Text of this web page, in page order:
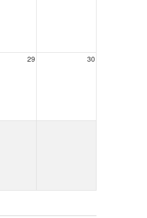
29 30